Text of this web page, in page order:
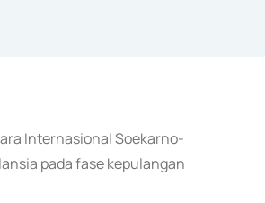
Internasional Soekarno-
pada fase kepulangan